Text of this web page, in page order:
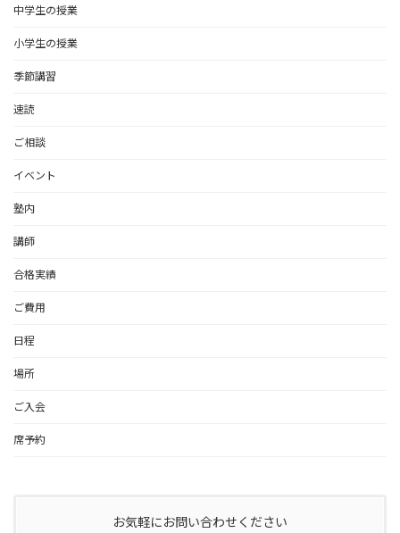
中学生の授業
小学生の授業
季節講習
速読
ご相談
イベント
塾内
講師
合格実績
ご費用
日程
場所
ご入会
席予約
お気軽にお問い合わせください